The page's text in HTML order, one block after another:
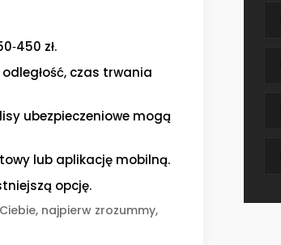
zł.
czas trwania
ubezpieczeniowe mogą
lub aplikację mobilną.
opcję.
najpierw zrozummy,